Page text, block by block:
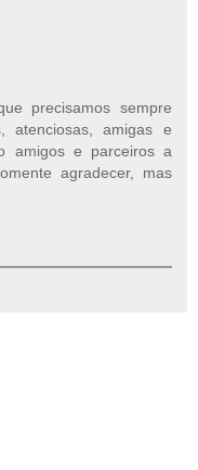
precisamos sempre
atenciosas, amigas e
amigos e parceiros a
agradecer, mas